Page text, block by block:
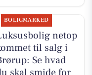
BOLIGMARKED
netop
til salg i
Se hvad